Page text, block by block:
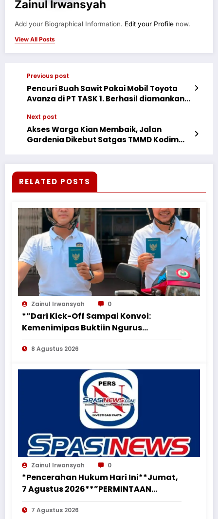
Zainul Irwansyah
Add your Biographical Information. Edit your Profile now.
View All Posts
Previous post
Pencuri Buah Sawit Pakai Mobil Toyota
Avanza di PT TASK 1. Berhasil diamankan
Next post
Akses Warga Kian Membaik, Jalan
Gardenia Dikebut Satgas TMMD Kodim
RELATED POSTS
Zainul Irwansyah 0
*”Dari Kick-Off Sampai Konvoi:
Kemenimipas Buktiin Ngurus
Dokumen Nggak Harus Ribet &
Boring”*
8 Agustus 2026
Zainul Irwansyah 0
*Pencerahan Hukum Hari Ini**Jumat,
7 Agustus 2026**”PERMINTAAN
PERUBAHAN PEKERJAAN SECARA LISAN
TIDAK MENGHAPUS KEWAJIBAN
7 Agustus 2026